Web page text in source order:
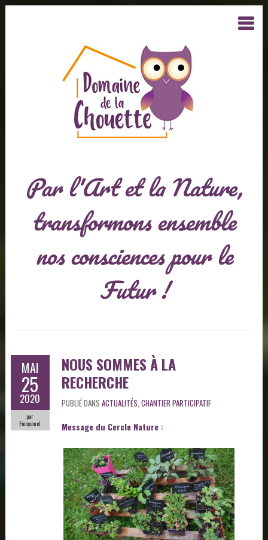
Par l'Art et la Nature,
transformons ensemble
nos consciences pour le
Futur !
MAI
25
2020
par
Emmanuel
NOUS SOMMES À LA
RECHERCHE
PUBLIÉ DANS ACTUALITÉS CHANTIER PARTICIPATIF
Message du Cercle Nature :